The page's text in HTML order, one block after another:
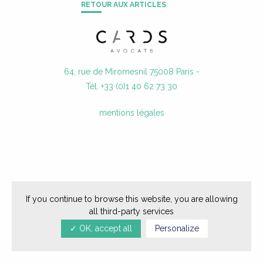
ACTUALITÉS
NOUS REJOINDRE
CONTACT
RETOUR AUX ARTICLES
64, rue de Miromesnil 75008 Paris -
Tél. +33 (0)1 40 62 73 30
mentions légales
If you continue to browse this website, you are allowing
all third-party services
✓ OK, accept all
Personalize